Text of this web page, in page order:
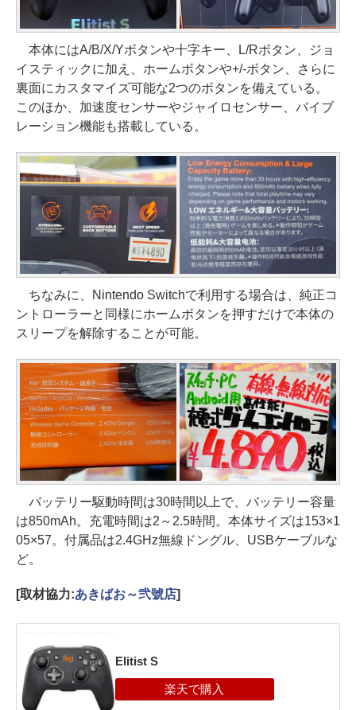
本体にはA/B/X/Yボタンや十字キー、L/Rボタン、ジョ
イスティックに加え、ホームボタンや+/-ボタン、さらに
裏面にカスタマイズ可能な2つのボタンを備えている。
このほか、加速度センサーやジャイロセンサー、バイブ
レーション機能も搭載している。
ちなみに、Nintendo Switchで利用する場合は、純正コ
ントローラーと同様にホームボタンを押すだけで本体の
スリープを解除することが可能。
バッテリー駆動時間は30時間以上で、バッテリー容量
は850mAh。充電時間は2～2.5時間。本体サイズは153×1
05×57。付属品は2.4GHz無線ドングル、USBケーブルな
ど。
[取材協力:あきばお～弐號店]
Elitist S